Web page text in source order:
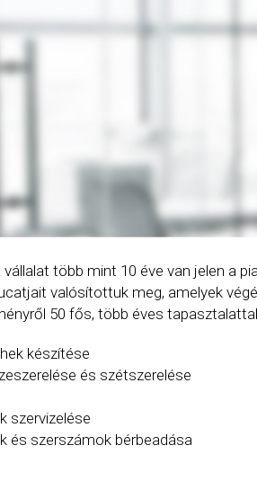
vállalat több mint 10 éve van jelen a
valósítottuk meg, amelyek
50 fős, több éves
készítése
és szétszerelése
szervizelése
és szerszámok bérbeadása